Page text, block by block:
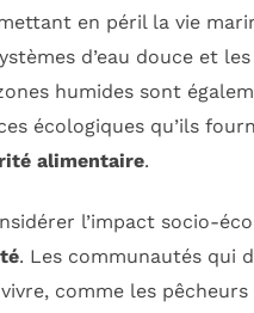
en péril la vie
d’eau douce et
humides sont
écologiques qu’ils
alimentaire.
l’impact socio-
. Les communautés qui
comme les